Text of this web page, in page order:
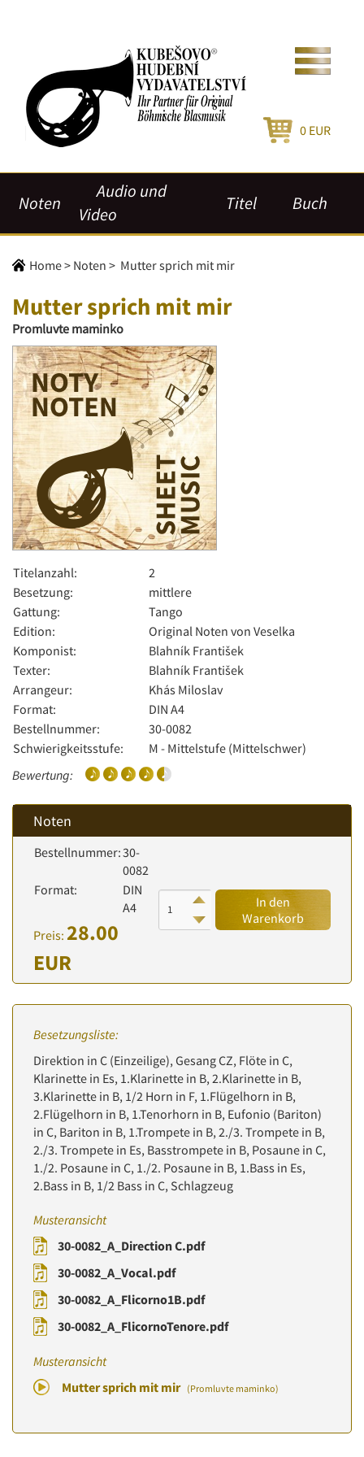
0 EUR
Noten
Audio und
Video
Titel Buch
Home> Noten > Mutter sprich mit mir
Mutter sprich mit mir
Promluvte maminko
Titelanzahl:
2
Besetzung:
mittlere
Gattung:
Tango
Edition:
Original Noten von Veselka
Komponist:
Blahník František
Texter:
Blahník František
Arrangeur:
Khás Miloslav
Format:
DIN A4
Bestellnummer:
30-0082
Schwierigkeitsstufe:
M - Mittelstufe (Mittelschwer)
Bewertung:
Noten
Bestellnummer:30-
0082
Format:
DIN
A4
Preis: 28.00
EUR
In den
Warenkorb
Besetzungsliste:
Direktion in C (Einzeilige), Gesang CZ, Flöte in C,
Klarinette in Es, 1.Klarinette in B, 2.Klarinette in B,
3.Klarinette in B, 1/2 Horn in F, 1.Flügelhorn in B,
2.Flügelhorn in B, 1.Tenorhorn in B, Eufonio (Bariton)
in C, Bariton in B, 1.Trompete in B, 2./3. Trompete in B,
2./3. Trompete in Es, Basstrompete in B, Posaune in C,
1./2. Posaune in C, 1./2. Posaune in B, 1.Bass in Es,
2.Bass in B, 1/2 Bass in C, Schlagzeug
Musteransicht
30-0082_A_Direction C.pdf
30-0082_A_Vocal.pdf
30-0082_A_Flicorno1B.pdf
30-0082_A_FlicornoTenore.pdf
Musteransicht
Mutter sprich mit mir (Promluvte maminko)